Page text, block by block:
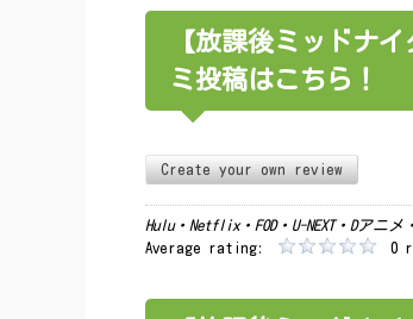
【放課後ミッドナ
ミ投稿はこちら！
Create your own review
Hulu・Netflix・FOD・U-NEXT・Dアニ
Average rating:
0